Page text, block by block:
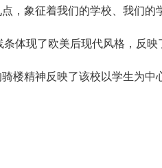
，象征着我们的学校、我们的
体现了欧美后现代风格，反映
楼精神反映了该校以学生为中